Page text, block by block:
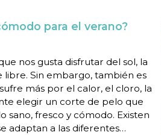
para el verano?
nos gusta disfrutar del sol, la
libre. Sin embargo, también es
más por el calor, el cloro, la
elegir un corte de pelo que
sano, fresco y cómodo. Existen
adaptan a las diferentes